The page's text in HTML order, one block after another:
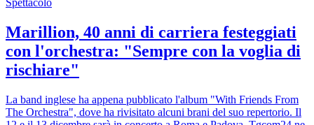
Spettacolo
Marillion, 40 anni di carriera festeggiati
con l'orchestra: "Sempre con la voglia di
rischiare"
La band inglese ha appena pubblicato l'album "With Friends From
The Orchestra", dove ha rivisitato alcuni brani del suo repertorio. Il